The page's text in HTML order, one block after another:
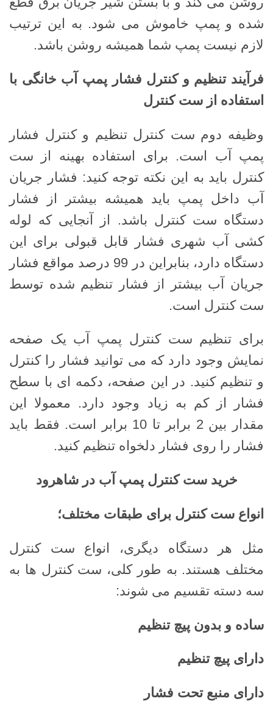
شده و پمپ خاموش می شود. به این ترتیب
لازم نیست پمپ شما همیشه روشن باشد.
فرآیند تنظیم و کنترل فشار پمپ آب خانگی با
استفاده از ست کنترل
وظیفه دوم ست کنترل تنظیم و کنترل فشار
پمپ آب است. برای استفاده بهینه از ست
کنترل باید به این نکته توجه کنید: فشار جریان
آب داخل پمپ باید همیشه بیشتر از فشار
دستگاه ست کنترل باشد. از آنجایی که لوله
کشی آب شهری فشار قابل قبولی برای این
دستگاه دارد، بنابراین در 99 درصد مواقع فشار
جریان آب بیشتر از فشار تنظیم شده توسط
ست کنترل است.
برای تنظیم ست کنترل پمپ آب یک صفحه
نمایش وجود دارد که می توانید فشار را کنترل
و تنظیم کنید. در این صفحه، دکمه ای با سطح
فشار از کم به زیاد وجود دارد. معمولا این
مقدار بین 2 برابر تا 10 برابر است. فقط باید
فشار را روی فشار دلخواه تنظیم کنید.
خرید ست کنترل پمپ آب در شاهرود
انواع ست کنترل برای طبقات مختلف؛
مثل هر دستگاه دیگری، انواع ست کنترل
مختلف هستند. به طور کلی، ست کنترل ها به
سه دسته تقسیم می شوند:
ساده و بدون پیچ تنظیم
دارای پیچ تنظیم
دارای منبع تحت فشار